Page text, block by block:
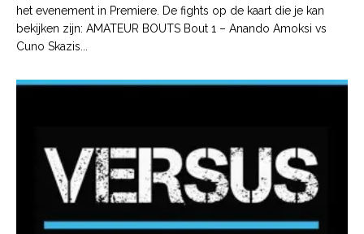
het evenement in Premiere. De fights op de kaart die je kan
bekijken zijn: AMATEUR BOUTS Bout 1 – Anando Amoksi vs
Cuno Skazis...